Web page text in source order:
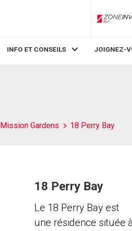
INFO ET CONSEILS JOIGNEZ-
Mission Gardens 18 Perry Bay
18 Perry Bay
Le 18 Perry Bay est
une résidence située